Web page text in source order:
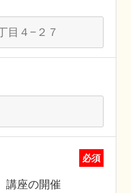
必須
講座の開催